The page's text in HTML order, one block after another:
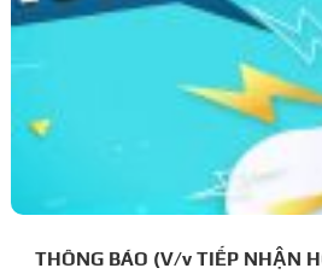
THÔNG BÁO (V/v TIẾP NHẬN